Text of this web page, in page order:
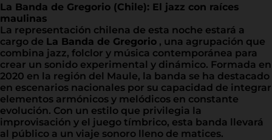
La Banda de Gregorio (Chile): El jazz con raíces
maulinas
La representación chilena de esta noche estará a
cargo de La Banda de Gregorio , una agrupación que
combina jazz, folclor y música contemporánea para
crear un sonido experimental y dinámico. Formada en
2020 en la región del Maule, la banda se ha destacado
en escenarios nacionales por su capacidad de integrar
elementos armónicos y melódicos en constante
evolución. Con un estilo que privilegia la
improvisación y el juego tímbrico, esta banda llevará
al público a un viaje sonoro lleno de matices.